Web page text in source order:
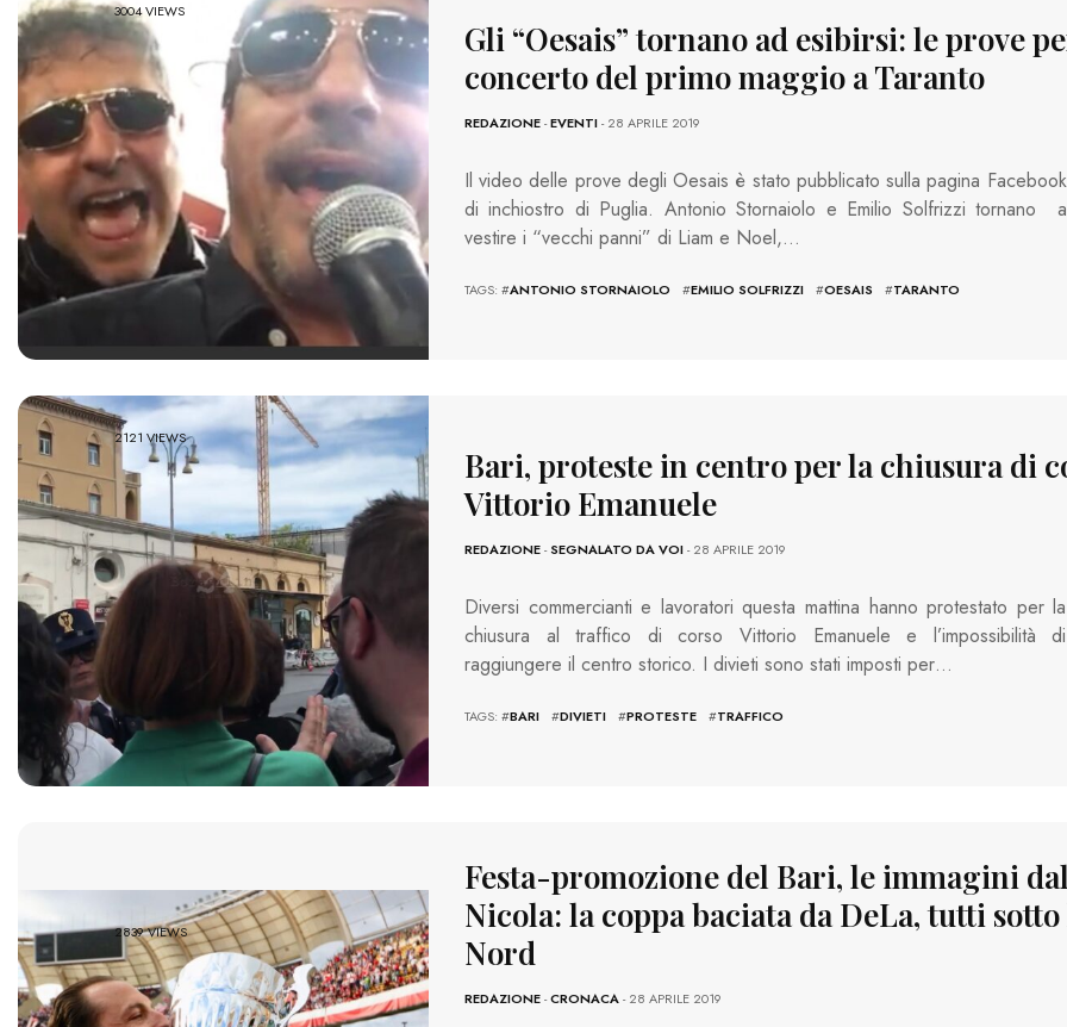
3004 VIEWS
Gli “Oesais” tornano ad esibirsi: le prove
concerto del primo maggio a Taranto
REDAZIONE-EVENTI- 28 APRILE 2019
Il video delle prove degli Oesais è stato pubblicato sulla pagina Facebook
di inchiostro di Puglia. Antonio Stornaiolo e Emilio Solfrizzi tornano a
vestire i “vecchi panni” di Liam e Noel,…
TAGS: #ANTONIO STORNAIOLO #EMILIO SOLFRIZZI #OESAIS #TARANTO
2121 VIEWS
Bari, proteste in centro per la chiusura di
Vittorio Emanuele
REDAZIONE-SEGNALATO DA VOI- 28 APRILE 2019
Diversi commercianti e lavoratori questa mattina hanno protestato per la
chiusura al traffico di corso Vittorio Emanuele e l’impossibilità di
raggiungere il centro storico. I divieti sono stati imposti per…
TAGS: #BARI #DIVIETI #PROTESTE #TRAFFICO
2839 VIEWS
Festa-promozione del Bari, le immagini
Nicola: la coppa baciata da DeLa, tutti sotto
Nord
REDAZIONE-CRONACA- 28 APRILE 2019